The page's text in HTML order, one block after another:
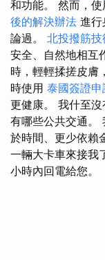
和功能。 然而，使
後的解決辦法 進行
論過。 北投撥筋技
安全、自然地相互
時，輕輕揉搓皮膚
時使用 泰國簽證申
更健康。 我什至
有哪些公共交通。
於時間、更少依賴
一輛大卡車來接我
小時內回電給您。